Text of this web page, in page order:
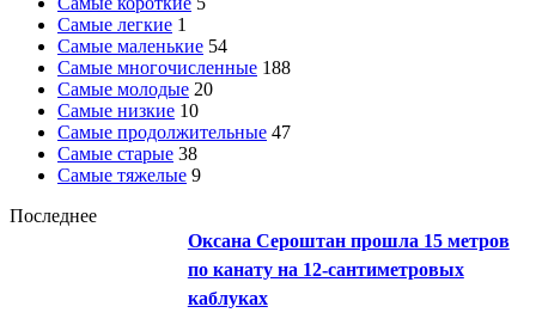
Самые легкие 1
Самые маленькие 54
Самые многочисленные 188
Самые молодые 20
Самые низкие 10
Самые продолжительные 47
Самые старые 38
Самые тяжелые 9
Последнее
Оксана Сероштан прошла 15 метров
по канату на 12-сантиметровых
каблуках